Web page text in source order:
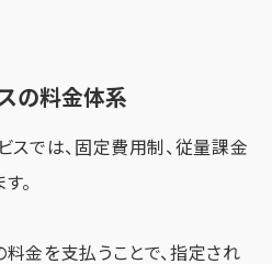
の料金体系
スでは、固定費用制、従量課金
。
金を支払うことで、指定され